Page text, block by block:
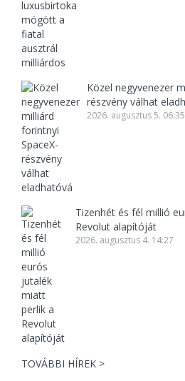
Közel negyvenezer
részvény válhat
2026. augusztus 5. 06:35
Tizenhét és fél millió
Revolut alapítóját
2026. augusztus 4. 14:27
TOVÁBBI HÍREK >